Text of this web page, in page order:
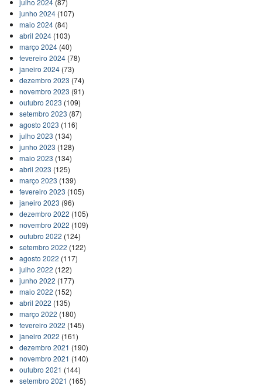
junho 2024(107)
maio 2024(84)
abril 2024(103)
março 2024(40)
fevereiro 2024(78)
janeiro 2024(73)
dezembro 2023 (74)
novembro 2023 (91)
outubro 2023 (109)
setembro 2023 (87)
agosto 2023 (116)
julho 2023 (134)
junho 2023 (128)
maio 2023 (134)
abril 2023 (125)
março 2023 (139)
fevereiro 2023 (105)
janeiro 2023 (96)
dezembro 2022 (105)
novembro 2022 (109)
outubro 2022 (124)
setembro 2022 (122)
agosto 2022 (117)
julho 2022 (122)
junho 2022 (177)
maio 2022 (152)
abril 2022 (135)
março 2022 (180)
fevereiro 2022 (145)
janeiro 2022 (161)
dezembro 2021 (190)
novembro 2021 (140)
outubro 2021 (144)
setembro 2021 (165)